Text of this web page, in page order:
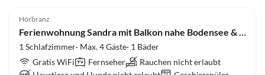
Hörbranz
Ferienwohnung Sandra mit Balkon nahe Bodensee & Pfänder
1 Schlafzimmer· Max. 4 Gäste· 1 Bäder
Gratis WiFi
Fernseher
Rauchen nicht erlaubt